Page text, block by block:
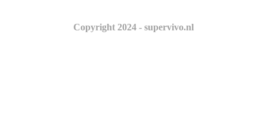
Copyright 2024 - supervivo.nl